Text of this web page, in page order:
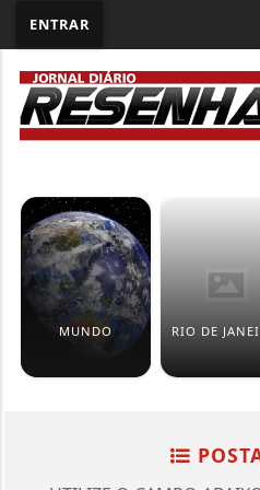
ENTRAR
MUNDO RIO DE